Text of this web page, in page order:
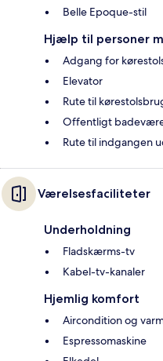
Belle Epoque-stil
Hjælp til personer
Adgang for
Elevator
Rute til
Offentligt
Rute til indgangen
Værelsesfaciliteter
Underholdning
Fladskærms-tv
Kabel-tv-kanaler
Hjemlig komfort
Aircondition og
Espressomaskine